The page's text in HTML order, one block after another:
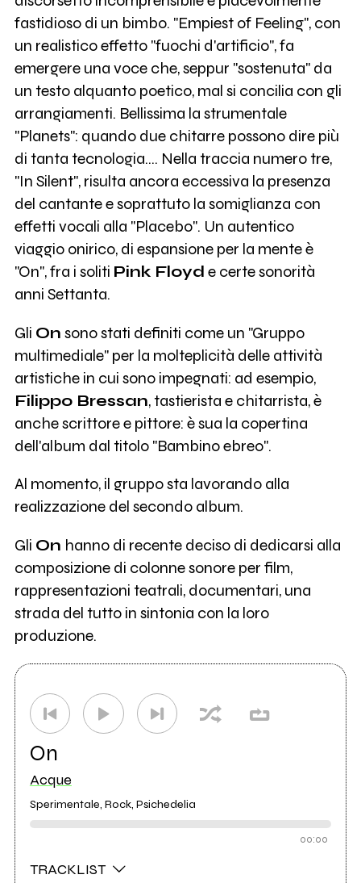
fastidioso di un bimbo. "Empiest of Feeling", con
un realistico effetto "fuochi d'artificio", fa
emergere una voce che, seppur "sostenuta" da
un testo alquanto poetico, mal si concilia con gli
arrangiamenti. Bellissima la strumentale
"Planets": quando due chitarre possono dire più
di tanta tecnologia.… Nella traccia numero tre,
"In Silent", risulta ancora eccessiva la presenza
del cantante e soprattuto la somiglianza con
effetti vocali alla "Placebo". Un autentico
viaggio onirico, di espansione per la mente è
"On", fra i soliti Pink Floyd e certe sonorità
anni Settanta.
Gli On sono stati definiti come un "Gruppo
multimediale" per la molteplicità delle attività
artistiche in cui sono impegnati: ad esempio,
Filippo Bressan, tastierista e chitarrista, è
anche scrittore e pittore: è sua la copertina
dell'album dal titolo "Bambino ebreo".
Al momento, il gruppo sta lavorando alla
realizzazione del secondo album.
Gli On hanno di recente deciso di dedicarsi alla
composizione di colonne sonore per film,
rappresentazioni teatrali, documentari, una
strada del tutto in sintonia con la loro
produzione.
On
Acque
Sperimentale, Rock, Psichedelia
00:00
TRACKLIST